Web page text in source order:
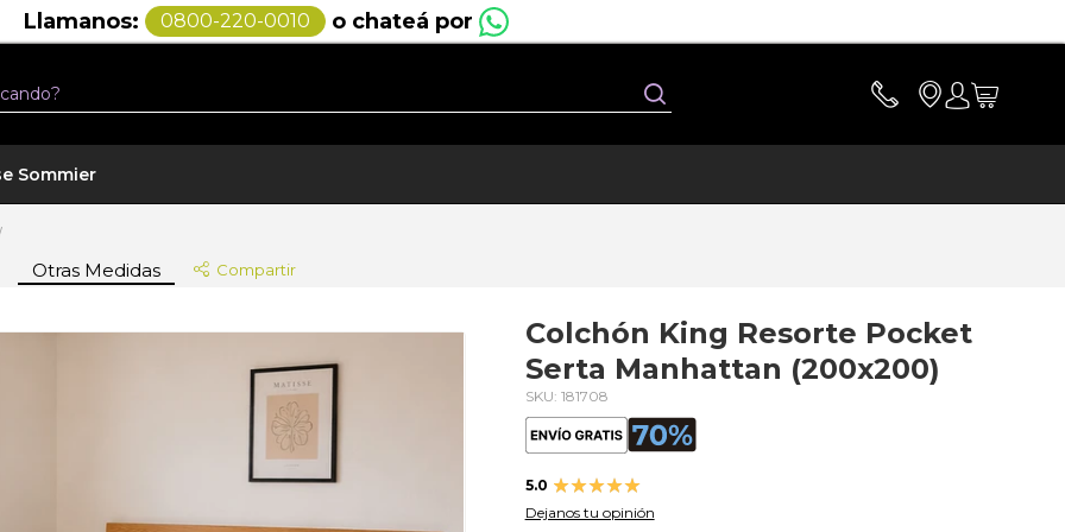
Llamanos: 0800-220-0010 o chateá por
Sommier
Otras Medidas Compartir
Colchón King Resorte Pocket
Serta Manhattan (200x200)
SKU: 181708
5.0 Valoración:
100
% of100
Dejanos tu opinión